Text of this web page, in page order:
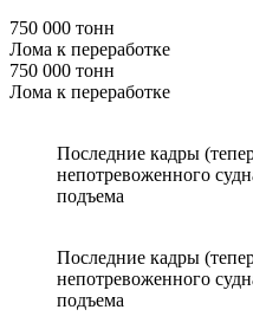
750 000 тонн
Лома к переработке
750 000 тонн
Лома к переработке
Последние кадры
непотревоженного
подъема
Последние кадры
непотревоженного
подъема